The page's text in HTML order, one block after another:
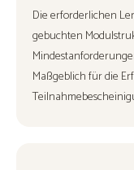
Die erforderlichen
gebuchten
Maßgeblich für die